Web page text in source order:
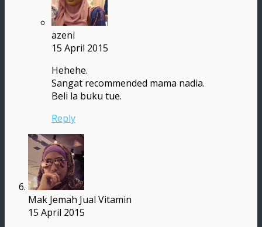
azeni
15 April 2015
Hehehe.
Sangat recommended mama nadia.
Beli la buku tue.
Reply
Mak Jemah Jual Vitamin
15 April 2015